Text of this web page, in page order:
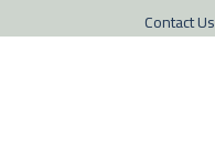
Contact Us